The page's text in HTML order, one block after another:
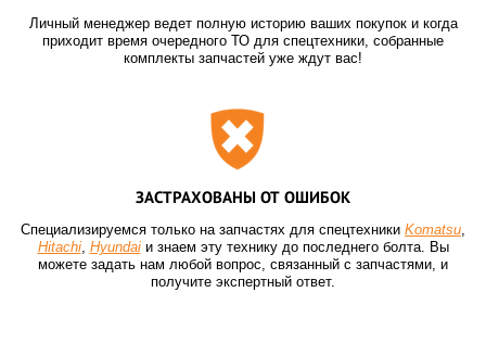
Личный менеджер ведет полную историю ваших покупок и когда
приходит время очередного ТО для спецтехники, собранные
комплекты запчастей уже ждут вас!
ЗАСТРАХОВАНЫ ОТ ОШИБОК
Специализируемся только на запчастях для спецтехники Komatsu,
Hitachi, Hyundaiи знаем эту технику до последнего болта. Вы
можете задать нам любой вопрос, связанный с запчастями, и
получите экспертный ответ.